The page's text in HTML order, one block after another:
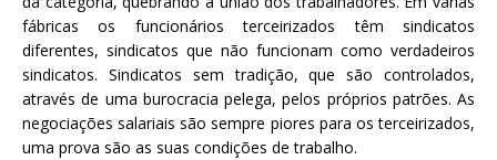
fábricas os funcionários terceirizados têm sindicatos
diferentes, sindicatos que não funcionam como verdadeiros
sindicatos. Sindicatos sem tradição, que são controlados,
através de uma burocracia pelega, pelos próprios patrões. As
negociações salariais são sempre piores para os terceirizados,
uma prova são as suas condições de trabalho.